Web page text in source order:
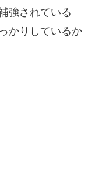
強されている
かりしているか